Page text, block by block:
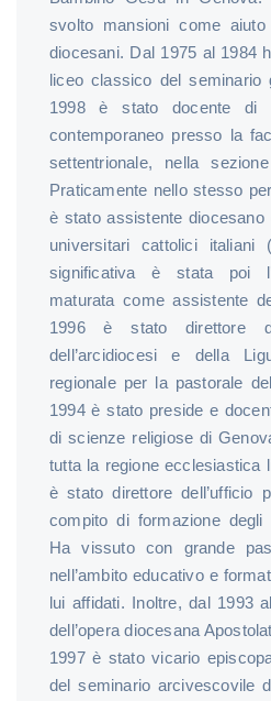
svolto mansioni come
diocesani. Dal 1975 al 1984
liceo classico del seminario
1998 è stato docente di
contemporaneo presso la
settentrionale, nella
Praticamente nello stesso
è stato assistente diocesano
universitari cattolici italiani
significativa è stata poi
maturata come assistente
1996 è stato direttore
dell’arcidiocesi e della
regionale per la pastorale
1994 è stato preside e
di scienze religiose di
tutta la regione ecclesiastica
è stato direttore dell’ufficio
compito di formazione degli
Ha vissuto con grande
nell’ambito educativo e
lui affidati. Inoltre, dal 1993
dell’opera diocesana
1997 è stato vicario
del seminario arcivescovile